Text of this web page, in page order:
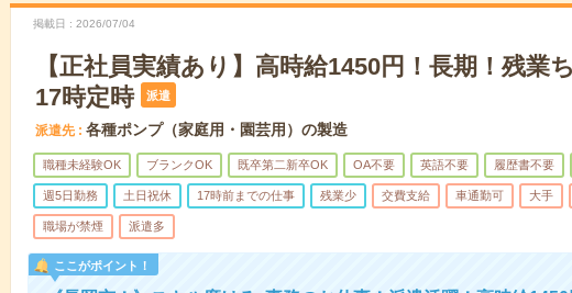
掲載日 2026/07/04
【正社員実績あり】高時給1450円！長期！残業
17時定時
派遣
派遣先 各種ポンプ（家庭用・園芸用）の製造
職種未経験OK ブランクOK 既卒第二新卒OK OA不要 英語不要 履歴書不要
週5日勤務 土日祝休 17時前までの仕事 残業少 交費支給 車通勤可 大手
職場が禁煙 派遣多
ここがポイント！